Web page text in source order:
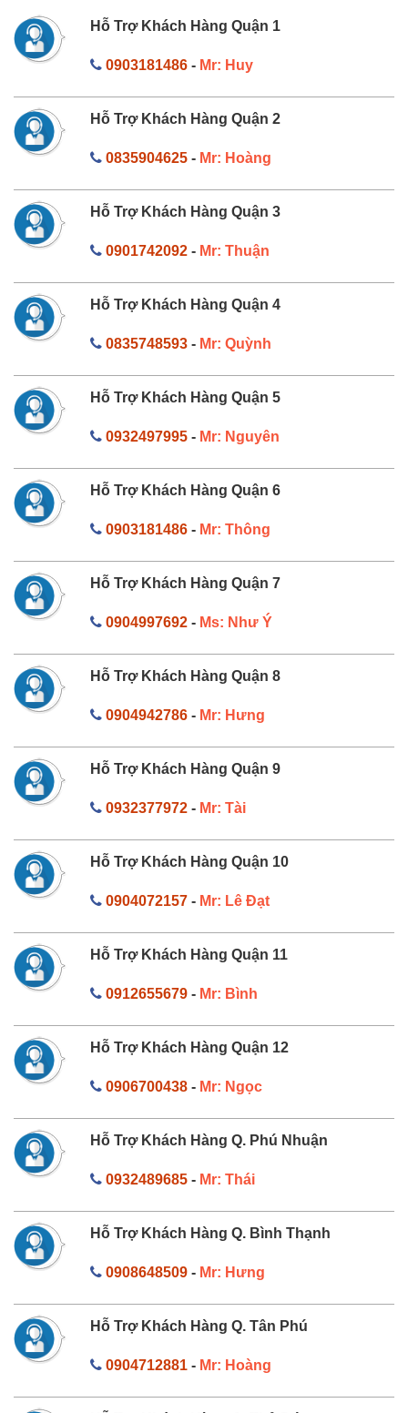
Hỗ Trợ Khách Hàng Quận 1
0903181486- Mr: Huy
Hỗ Trợ Khách Hàng Quận 2
0835904625- Mr: Hoàng
Hỗ Trợ Khách Hàng Quận 3
0901742092- Mr: Thuận
Hỗ Trợ Khách Hàng Quận 4
0835748593- Mr: Quỳnh
Hỗ Trợ Khách Hàng Quận 5
0932497995- Mr: Nguyên
Hỗ Trợ Khách Hàng Quận 6
0903181486- Mr: Thông
Hỗ Trợ Khách Hàng Quận 7
0904997692- Ms: Như Ý
Hỗ Trợ Khách Hàng Quận 8
0904942786- Mr: Hưng
Hỗ Trợ Khách Hàng Quận 9
0932377972- Mr: Tài
Hỗ Trợ Khách Hàng Quận 10
0904072157- Mr: Lê Đạt
Hỗ Trợ Khách Hàng Quận 11
0912655679- Mr: Bình
Hỗ Trợ Khách Hàng Quận 12
0906700438- Mr: Ngọc
Hỗ Trợ Khách Hàng Q. Phú Nhuận
0932489685- Mr: Thái
Hỗ Trợ Khách Hàng Q. Bình Thạnh
0908648509- Mr: Hưng
Hỗ Trợ Khách Hàng Q. Tân Phú
0904712881- Mr: Hoàng